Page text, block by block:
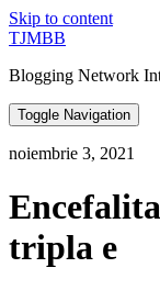
Skip to content
TJMBB
Blogging Network
Toggle Navigation
noiembrie 3, 2021
tripla e